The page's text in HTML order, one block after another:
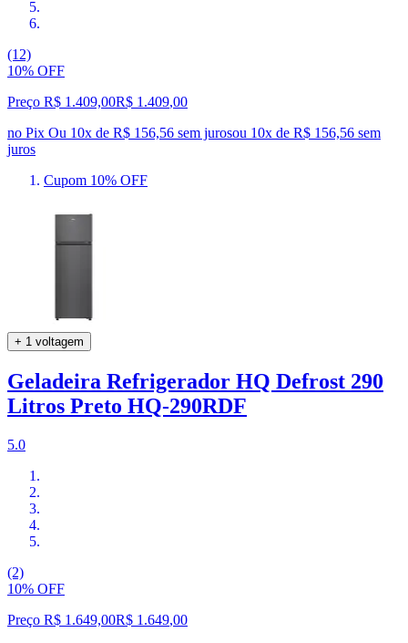
(12)
10% OFF
Preço R$ 1.409,00R$ 1.409,00
no Pix Ou 10x de R$ 156,56 sem jurosou 10x de R$ 156,56 sem
juros
Cupom 10% OFF
+ 1 voltagem
Geladeira Refrigerador HQ Defrost 290
Litros Preto HQ-290RDF
5.0
(2)
10% OFF
Preço R$ 1.649,00R$ 1.649,00